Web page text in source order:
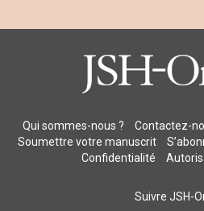
Qui sommes-nous ? Contactez-
Soumettre votre manuscrit
Confidentialité
Suivre JSH-